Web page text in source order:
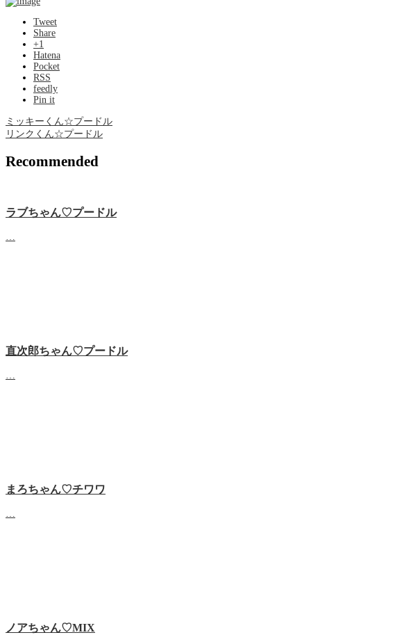
Tweet
Share
+1
Hatena
Pocket
RSS
feedly
Pin it
ミッキーくん☆プードル
リンクくん☆プードル
Recommended
ラブちゃん♡プードル
直次郎ちゃん♡プードル
まろちゃん♡チワワ
ノアちゃん♡‬MIX